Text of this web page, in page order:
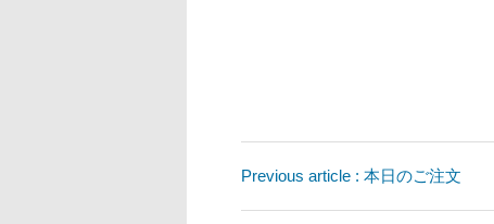
Previous article : 本日のご注文